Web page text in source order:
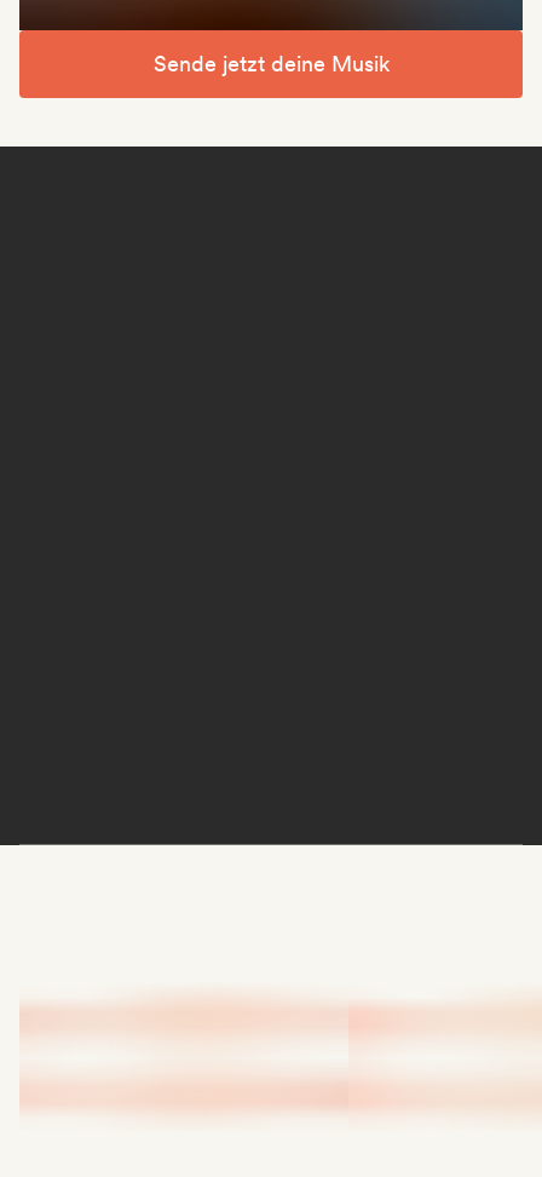
Sende jetzt deine Musik